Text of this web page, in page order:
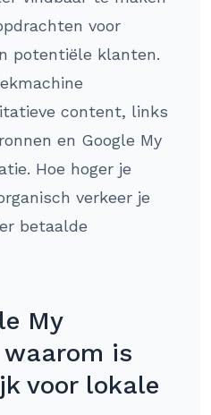
voor
potentiële klanten.
content, links
en Google My
Hoe hoger je
verkeer je
betaalde
My
waarom is
voor lokale